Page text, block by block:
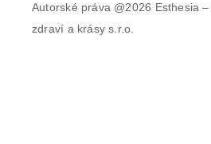
Autorské práva @2026 Esthesia
zdraví a krásy s.r.o.